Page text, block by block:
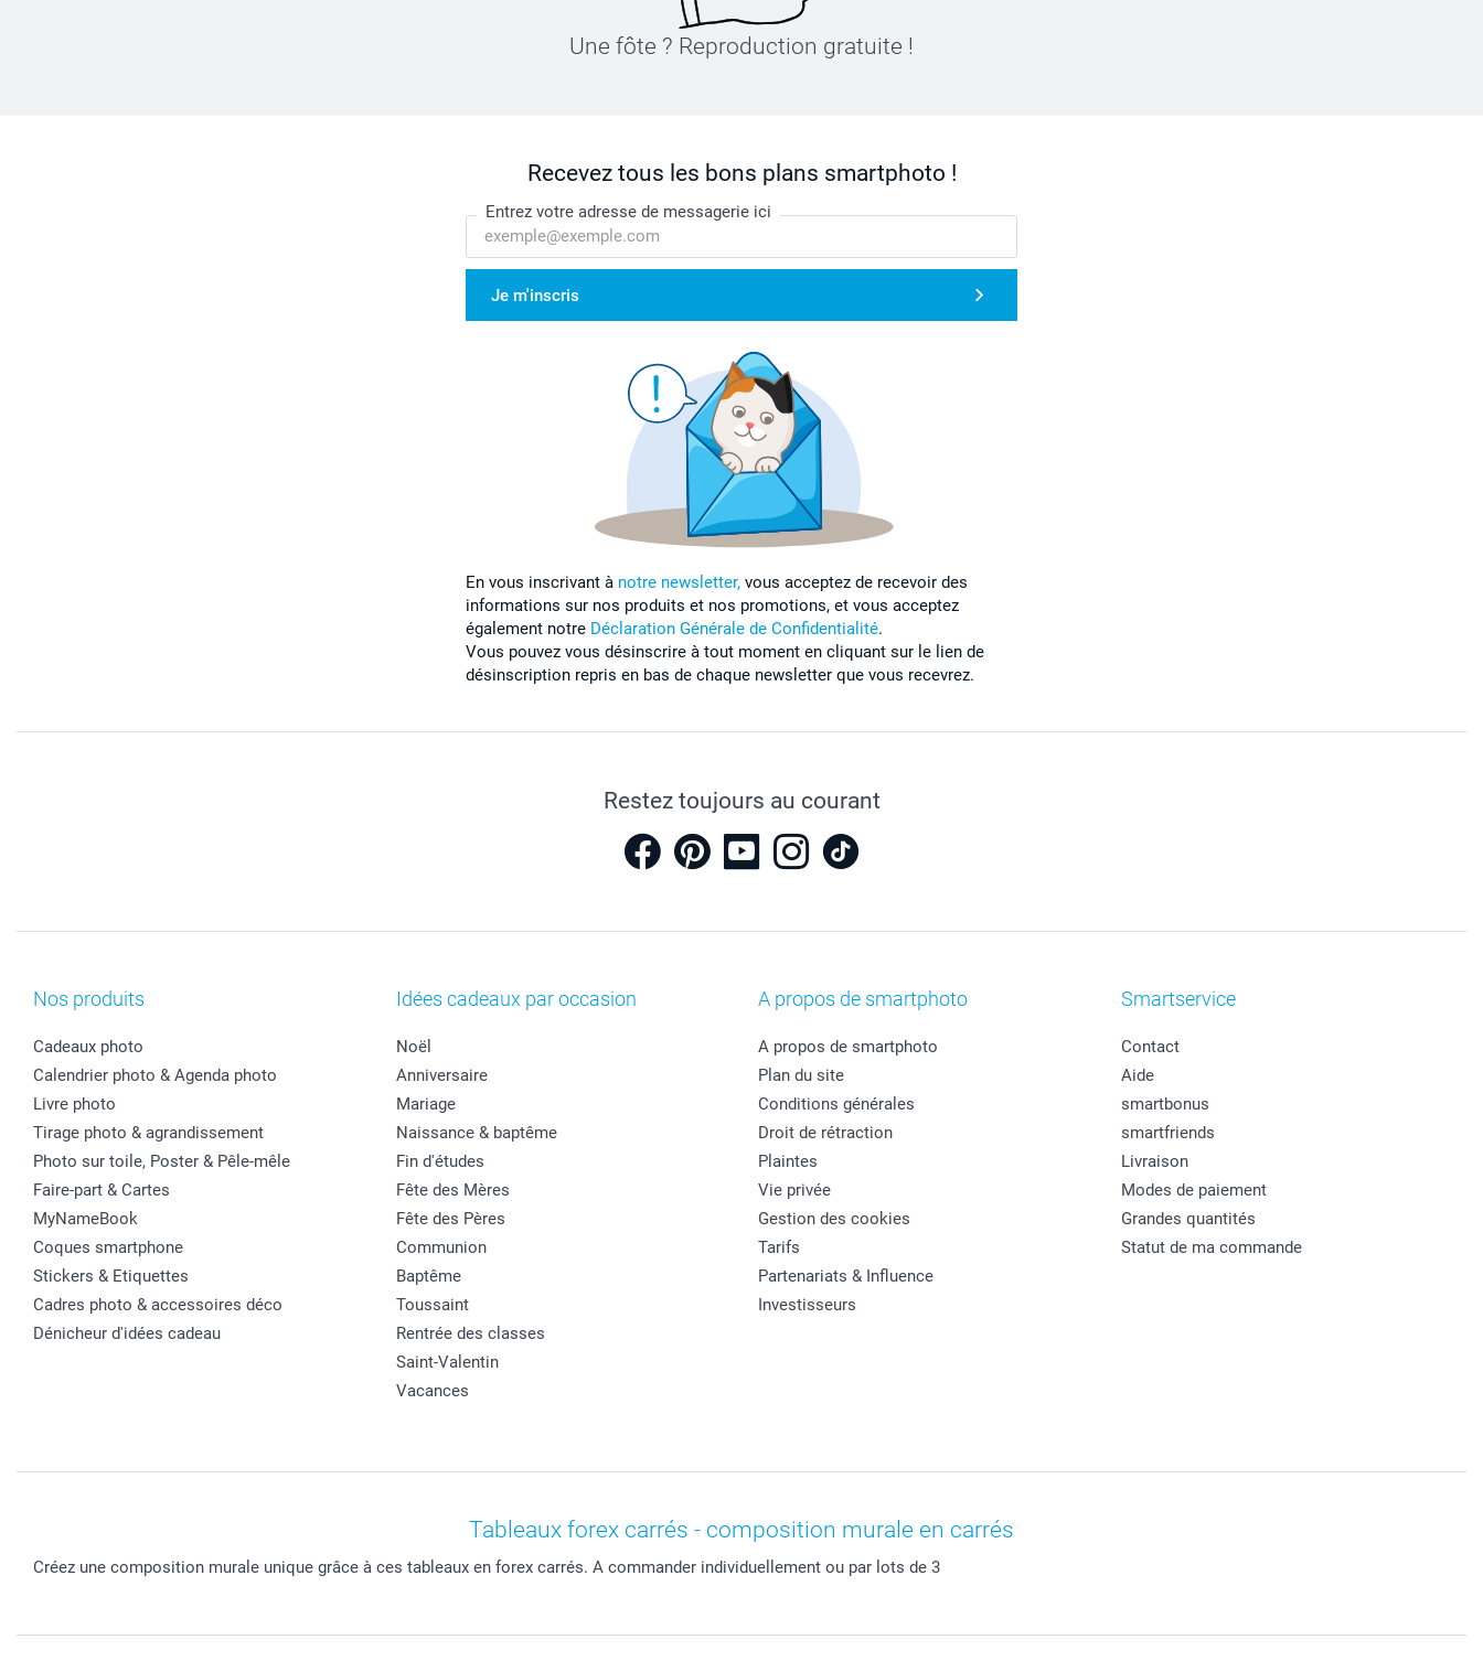
Une fôte ? Reproduction gratuite !
Recevez tous les bons plans smartphoto !
Entrez votre adresse de messagerie ici
Je m'inscris
En vous inscrivant à notre newsletter, vous acceptez de recevoir des
informations sur nos produits et nos promotions, et vous acceptez
également notre Déclaration Générale de Confidentialité.
Vous pouvez vous désinscrire à tout moment en cliquant sur le lien de
désinscription repris en bas de chaque newsletter que vous recevrez.
Restez toujours au courant
Nos produits
Cadeaux photo
Calendrier photo & Agenda photo
Livre photo
Tirage photo & agrandissement
Photo sur toile, Poster & Pêle-mêle
Faire-part & Cartes
MyNameBook
Coques smartphone
Stickers & Etiquettes
Cadres photo & accessoires déco
Dénicheur d'idées cadeau
Idées cadeaux par occasion
Noël
Anniversaire
Mariage
Naissance & baptême
Fin d'études
Fête des Mères
Fête des Pères
Communion
Baptême
Toussaint
Rentrée des classes
Saint-Valentin
Vacances
A propos de smartphoto
A propos de smartphoto
Plan du site
Conditions générales
Droit de rétraction
Plaintes
Vie privée
Gestion des cookies
Tarifs
Partenariats & Influence
Investisseurs
Smartservice
Contact
Aide
smartbonus
smartfriends
Livraison
Modes de paiement
Grandes quantités
Statut de ma commande
Tableaux forex carrés - composition murale en carrés
Créez une composition murale unique grâce à ces tableaux en forex carrés. A commander individuellement ou par lots de 3